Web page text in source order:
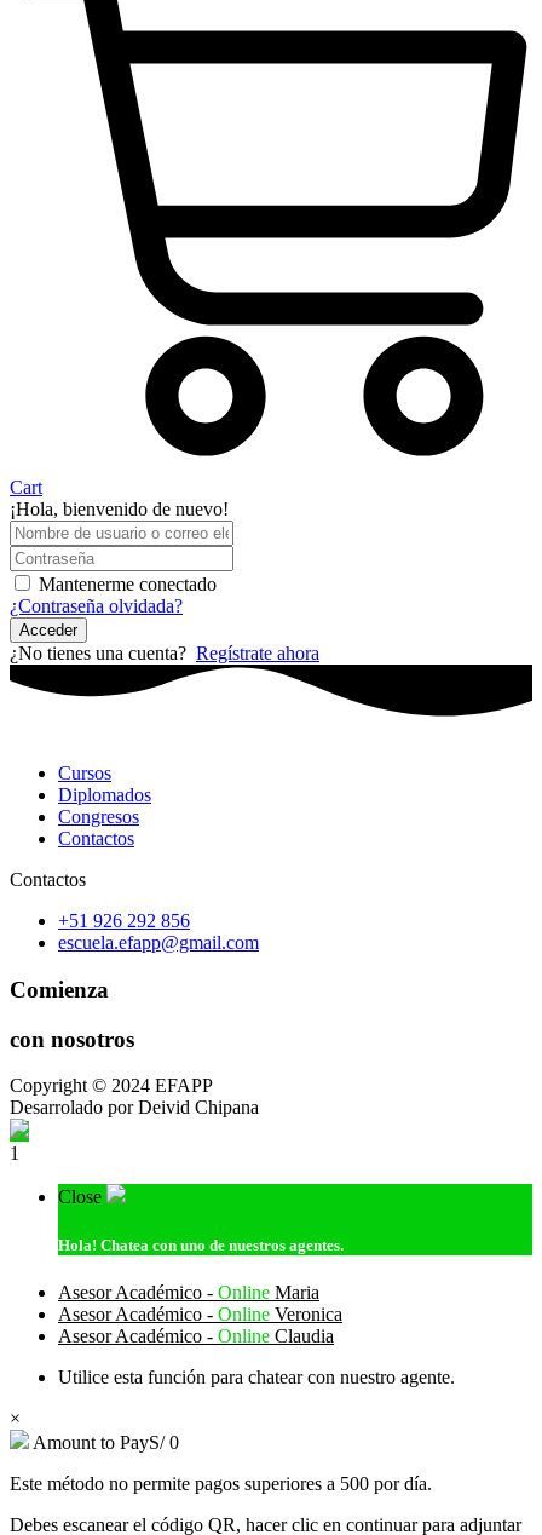
Cart
¡Hola, bienvenido de nuevo!
Mantenerme conectado
¿Contraseña olvidada?
Acceder
¿No tienes una cuenta? Regístrate ahora
Cursos
Diplomados
Congresos
Contactos
Contactos
+51 926 292 856
escuela.efapp@gmail.com
Comienza
con nosotros
Copyright © 2024 EFAPP
Desarrolado por Deivid Chipana
1
Close
Hola! Chatea con uno de nuestros agentes.
Asesor Académico - Online Maria
Asesor Académico - Online Veronica
Asesor Académico - Online Claudia
Utilice esta función para chatear con nuestro agente.
×
Amount to PayS/0
Este método no permite pagos superiores a 500 por día.
Debes escanear el código QR, hacer clic en continuar para adjuntar